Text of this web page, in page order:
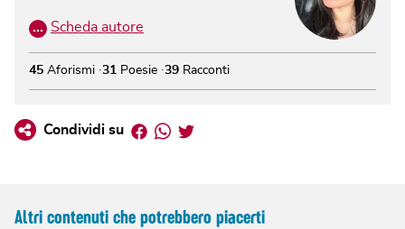
… Scheda autore
45 Aforismi 31 Poesie 39 Racconti
Condividi su Facebook
Whatsapp
Twitter
Altri contenuti che potrebbero piacerti